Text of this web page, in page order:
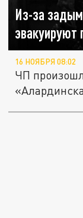
Из-за
эвакуируют
16 НОЯБРЯ 08:02
ЧП